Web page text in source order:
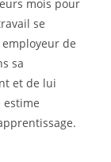
mois pour
se
de
sa
et de lui
estime